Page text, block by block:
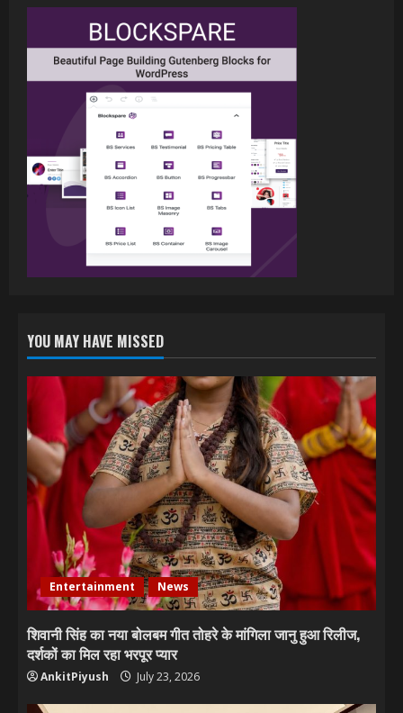
2
शूटिंग
July 20, 2026
पवन सिंह का बॉलीवुड में महाधमाका, ‘सिर्फ आपके’
की शूटिंग लखनऊ और भोपाल में हुई पूरी”
नेहा म्यूजिक वर्ल्ड पर रिलीज हुआ भोजपुरी गीत
जिंदगी जियल छोड़ देहब, दर्शकों का मिल रहा भरपूर
प्यार
July 6, 2026
YOU MAY HAVE MISSED
Entertainment News
शिवानी सिंह का नया बोलबम गीत तोहरे के मांगिला जानु हुआ रिलीज,
दर्शकों का मिल रहा भरपूर प्यार
AnkitPiyush July 23, 2026